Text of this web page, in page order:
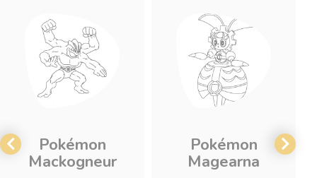
Pokémon
Mackogneur
Pokémon
Magearna